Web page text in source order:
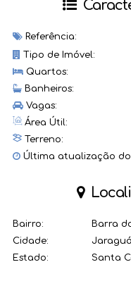
Referência:
Tipo de Imóvel:
Quartos:
Banheiros:
Vagas:
Área Útil:
Terreno:
Última atualização do
Bairro:
Barra
Cidade:
Estado:
Santa